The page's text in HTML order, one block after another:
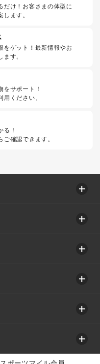
だけ！お客さまの体型に
ます。
をゲット！最新情報やお
す。
をサポート！
ください。
る！
確認できます。